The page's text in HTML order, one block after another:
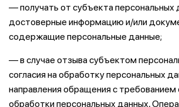
— получать от субъекта персональных
достоверные информацию и/или
содержащие персональные данные;
— в случае отзыва субъектом
согласия на обработку персональных
направления обращения с
обработки персональных данных,